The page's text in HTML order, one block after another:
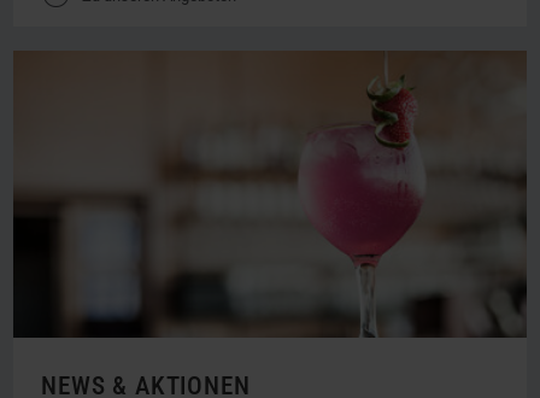
NEWS & AKTIONEN